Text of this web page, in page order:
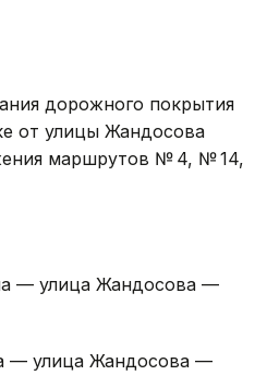
дорожного покрытия
от улицы Жандосова
маршрутов № 4, № 14,
— улица Жандосова —
— улица Жандосова —